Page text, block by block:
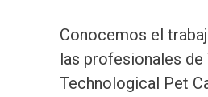
Conocemos el
las profesionales de
Technological Pet